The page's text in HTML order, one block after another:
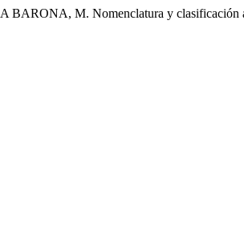
M. Nomenclatura y clasificación